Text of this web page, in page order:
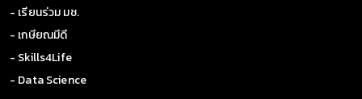
- เรียนร่วม มช.
- เกษียณมีดี
- Skills4Life
- Data Science